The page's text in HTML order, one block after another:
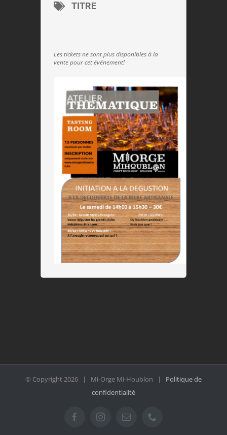
TITRE
Les tickets ne sont plus disponibles à la
vente pour cet événement!
© Copyright2026 | Mi-Orge Mi-Houblon | Politique de
confidentialité
FacebookInstagramEmail